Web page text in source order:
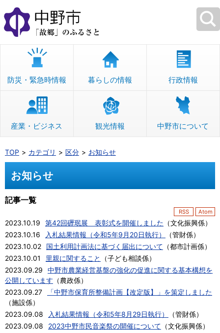
本
文
へ
移
防災・緊急時情報 暮らしの情報 行政情報
産業・ビジネス 観光情報 中野市について
TOP カテゴリ 区分 お知らせ
お知らせ
記事一覧
RSS Atom
2023.10.19 第42回礰珉展 表彰式を開催しました （文化振興係）
2023.10.16
入札結果情報（令和5年9月20日執行） （管財係）
2023.10.02
国土利用計画法に基づく届出について （都市計画係）
2023.10.01
里親に関すること （子ども相談係）
2023.09.29
中野市農業経営基盤の強化の促進に関する基本構想を
公開しています （農政係）
2023.09.27
「中野市保育所整備計画【改定版】」を策定しました
（施設係）
2023.09.08
入札結果情報（令和5年8月29日執行） （管財係）
2023.09.08
2023中野市民音楽祭の開催について （文化振興係）